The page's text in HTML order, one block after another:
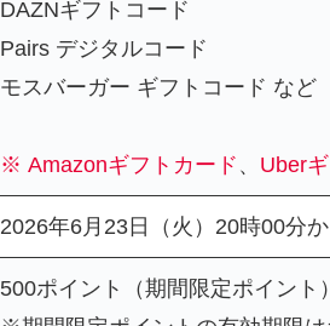
DAZNギフトコード
Pairs デジタルコード
モスバーガー ギフトコード など
※ Amazonギフトカード 、 Uber
2026年6月23日（火）20時00分
500ポイント（期間限定ポイント）